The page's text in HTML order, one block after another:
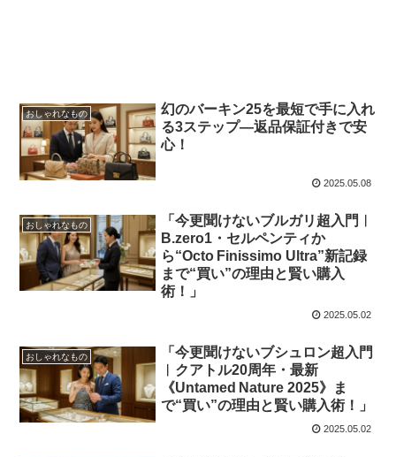
おしゃれなもの
幻のバーキン25を最短で手に入れ
る3ステップ—返品保証付きで安
心！
2025.05.08
おしゃれなもの
「今更聞けないブルガリ超入門︱
B.zero1・セルペンティか
ら“Octo Finissimo Ultra”新記録
まで“買い”の理由と賢い購入
術！」
2025.05.02
おしゃれなもの
「今更聞けないブシュロン超入門
︱クアトル20周年・最新
《Untamed Nature 2025》ま
で“買い”の理由と賢い購入術！」
2025.05.02